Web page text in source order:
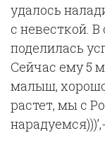
удалось
с невесткой.
поделилась
Сейчас ему 5
малыш,
растет, мы с